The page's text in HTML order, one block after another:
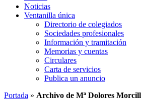
Noticias
Ventanilla única
Directorio de colegiados
Sociedades profesionales
Información y tramitación
Memorias y cuentas
Circulares
Carta de servicios
Publica un anuncio
Portada » Archivo de Mª Dolores